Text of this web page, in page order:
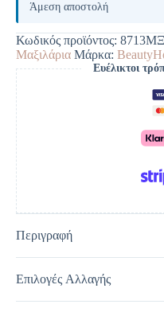
Άμεση αποστολή
Κωδικός προϊόντος: 8713ΜΞ
Μαξιλάρια Μάρκα:
Ευέλικτοι
Περιγραφή
Επιλογές Αλλαγής